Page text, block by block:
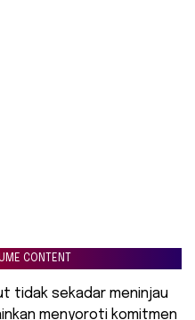
CONTENT
tidak sekadar meninjau
menyoroti komitmen